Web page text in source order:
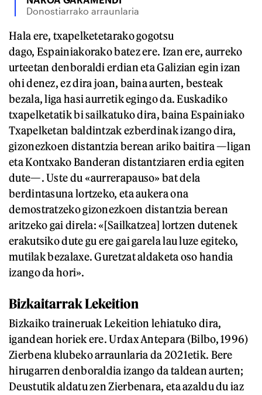
Donostiarrako arraunlaria
Hala ere, txapelketetarako gogotsu
dago, Espainiakorako batez ere. Izan ere, aurreko
urteetan denboraldi erdian eta Galizian egin izan
ohi denez, ez dira joan, baina aurten, besteak
bezala, liga hasi aurretik egingo da. Euskadiko
txapelketatik bi sailkatuko dira, baina Espainiako
Txapelketan baldintzak ezberdinak izango dira,
gizonezkoen distantzia berean ariko baitira —ligan
eta Kontxako Banderan distantziaren erdia egiten
dute—. Uste du «aurrerapauso» bat dela
berdintasuna lortzeko, eta aukera ona
demostratzeko gizonezkoen distantzia berean
aritzeko gai direla: «[Sailkatzea] lortzen dutenek
erakutsiko dute gu ere gai garela lau luze egiteko,
mutilak bezalaxe. Guretzat aldaketa oso handia
izango da hori».
Bizkaitarrak Lekeition
Bizkaiko traineruak Lekeition lehiatuko dira,
igandean horiek ere. Urdax Antepara (Bilbo, 1996)
Zierbena klubeko arraunlaria da 2021etik. Bere
hirugarren denboraldia izango da taldean aurten;
Deustutik aldatu zen Zierbenara, eta azaldu du iaz